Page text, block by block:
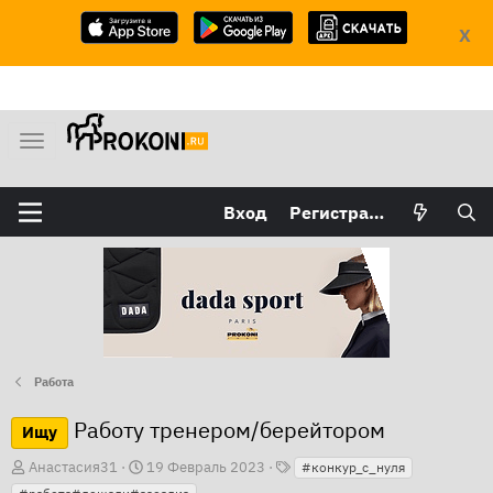
X
М
н
ю
Вход Регистрация
Работа
Ищу Работу тренером/берейтором
А
Анастасия31
Д19 Февраль 2023
Т
е
#конкур_с_нуля